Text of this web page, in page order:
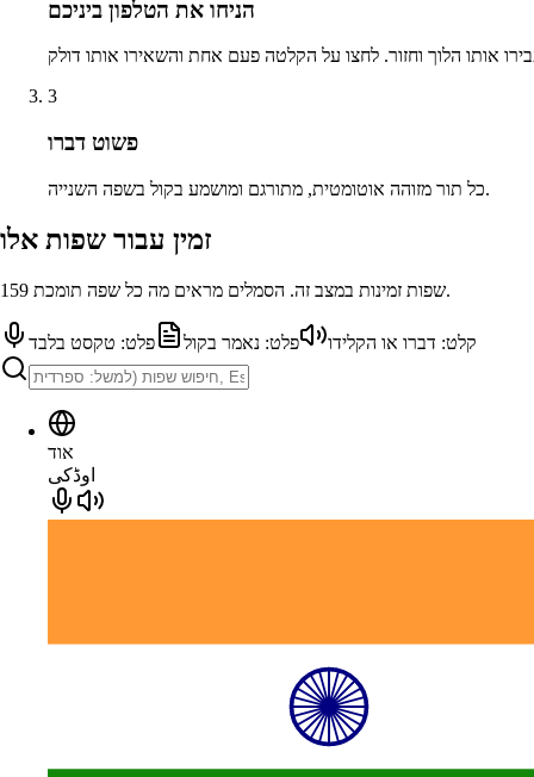
הניחו את הטלפון ביניכם
3
פשוט דברו
כל תור מזוהה אוטומטית, מתורגם ומושמע בקול בשפה השנייה.
זמין עבור שפות אלו
159 שפות זמינות במצב זה. הסמלים מראים מה כל שפה תומכת.
קלט: דברו או הקלידו פלט: נאמר בקול פלט: טקסט בלבד
אוד
اوڈکی